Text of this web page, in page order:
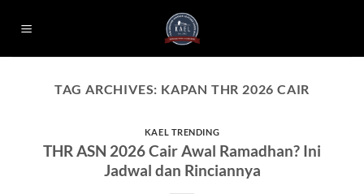
TAG ARCHIVES: KAPAN THR 2026 CAIR
KAEL TRENDING
THR ASN 2026 Cair Awal Ramadhan? Ini
Jadwal dan Rinciannya